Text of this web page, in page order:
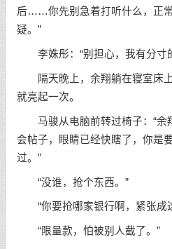
后……你先别急着打听什么，正
疑。”
李姝彤：“别担心，我有分寸
隔天晚上，余翔躺在寝室床上
就亮起一次。
马骏从电脑前转过椅子：“余
会帖子，眼睛已经快瞎了，你是
过。”
“没谁，抢个东西。”
“你要抢哪家银行啊，紧张成
“限量款，怕被别人截了。”